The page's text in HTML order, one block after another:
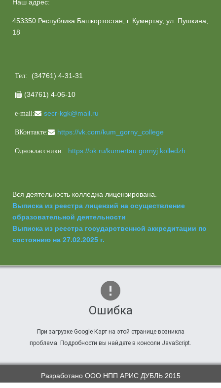
Наш адрес:
453350 Республика Башкортостан, г. Кумертау, ул. Пушкина,
18
Тел: (34761) 4-31-31
 (34761) 4-06-10
e-mail: secr-kgk@mail.ru
ВКонтакте: https://vk.com/kum_gorny_college
Одноклассники: https://ok.ru/kumertau.gornyj.kolledzh
Вся деятельность колледжа лицензирована.
Выписка из реестра лицензий на осуществление
образовательной деятельности
Выписка из реестра государственной аккредитации по
состоянию на 27.02.2025 г.
Ошибка
При загрузке Google Карт на этой странице возникла
проблема. Подробности вы найдете в консоли JavaScript.
Разработано ООО НПП АРИС ДУБЛЬ 2015